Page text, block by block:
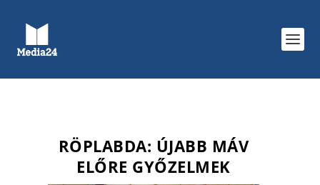
RÖPLABDA: ÚJABB MÁV
ELŐRE GYŐZELMEK